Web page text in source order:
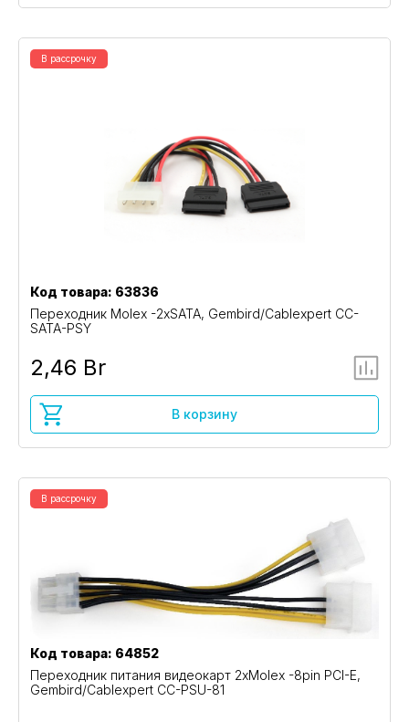
В рассрочку
Код товара: 63836
Переходник Molex -2xSATA, Gembird/Cablexpert CC-
SATA-PSY
2,46 Br
В корзину
В рассрочку
Код товара: 64852
Переходник питания видеокарт 2xMolex -8pin PCI-E,
Gembird/Cablexpert CC-PSU-81